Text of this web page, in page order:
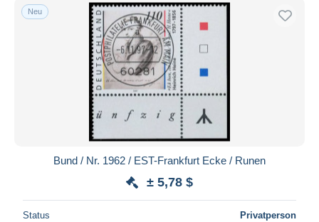
Neu
Bund / Nr. 1962 / EST-Frankfurt Ecke / Runen
± 5,78 $
Status Privatperson